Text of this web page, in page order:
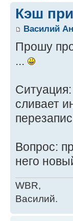
Кэш
Василий
Прошу
...
сливает
Вопрос:
него
WBR,
Василий.